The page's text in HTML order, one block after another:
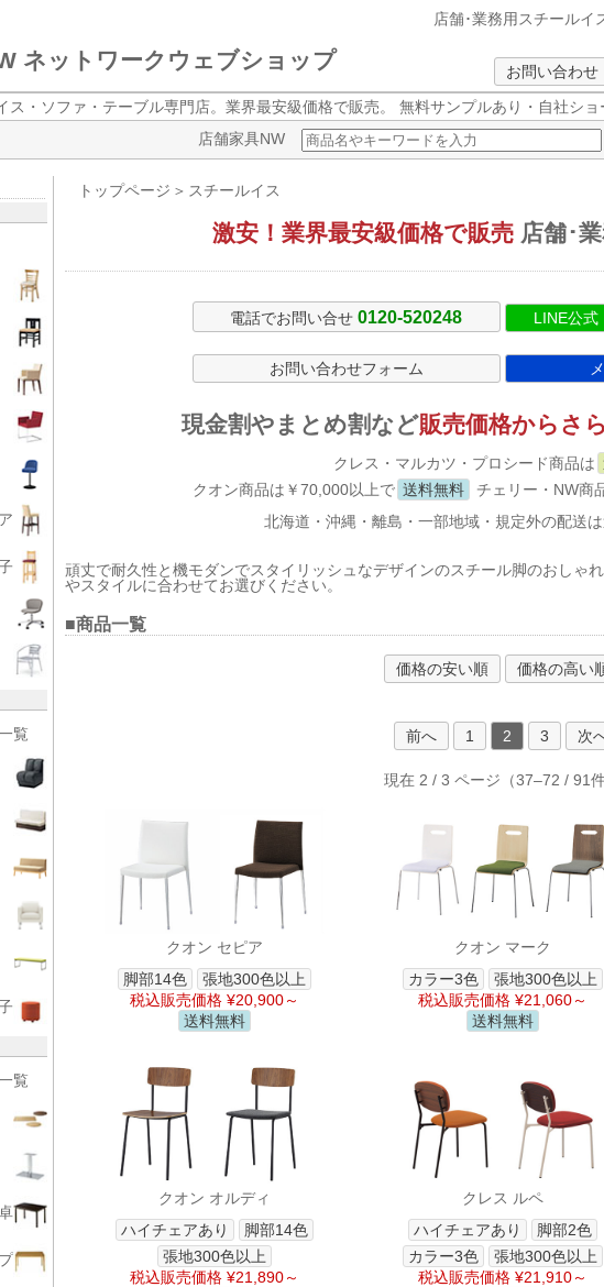
店舗･業務用スチールイ
ネットワークウェブショップ お問い合わせ
ス・ソファ・テーブル専門店。業界最安級価格で販売。
無料サンプルあり・自社シ
店舗家具NW
覧
覧
トップページ ＞ スチールイス
激安！業界最安級価格で販売 店舗･
電話でお問い合せ0120-520248 LINE公
お問い合わせフォーム
現金割やまとめ割など販売価格からさ
クレス・マルカツ・プロシード商品は
クオン商品は￥70,000以上で 送料無料 チェリー・NW商
北海道・沖縄・離島・一部地域・ 規定外の配送
頑丈で耐久性と機モダンでスタイリッシュなデザインのスチール脚のおしゃ
やスタイルに合わせてお選びください。
■商品一覧
価格の安い順 価格の高い
前へ 1 2 3 次
現在 2 / 3 ページ（37–72 / 91件
クオン セピア
脚部14色
張地300色以上
税込販売価格 ¥20,900～
送料無料
クオン マーク
カラー3色
張地300色以上
税込販売価格 ¥21,060～
送料無料
クオン オルディ
ハイチェアあり
脚部14色
張地300色以上
税込販売価格 ¥21,890～
クレス ルペ
ハイチェアあり
脚部2色
カラー3色
張地300色以上
税込販売価格 ¥21,910～